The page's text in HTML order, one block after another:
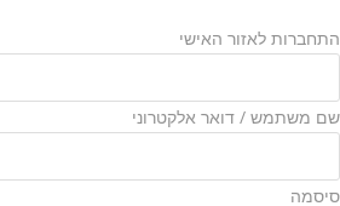
התחברות לאזור האישי
שם משתמש / דואר אלקטרוני
סיסמה